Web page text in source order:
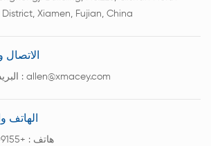
District, Xiamen, Fujian, China
الاتصال
البريد الإلكتروني : allen@xmacey.com
الهاتف
هاتف : +8618950009155